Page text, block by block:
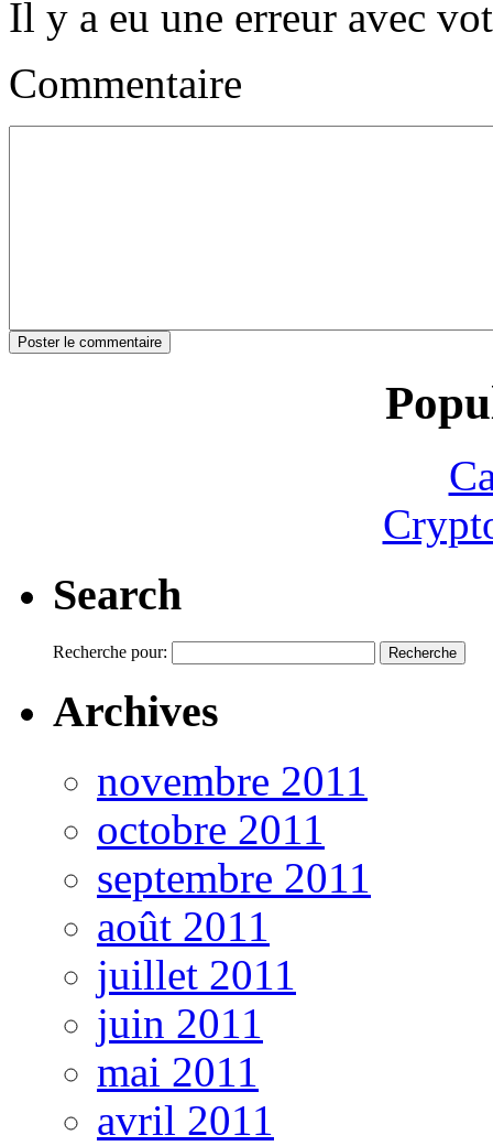
Il y a eu une erreur avec
Commentaire
Search
Recherche pour:
Archives
novembre 2011
octobre 2011
septembre 2011
août 2011
juillet 2011
juin 2011
mai 2011
avril 2011